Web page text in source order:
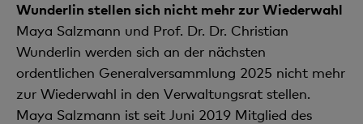
Wunderlin stellen sich nicht mehr zur Wiederwahl
Maya Salzmann und Prof. Dr. Dr. Christian
Wunderlin werden sich an der nächsten
ordentlichen Generalversammlung 2025 nicht mehr
zur Wiederwahl in den Verwaltungsrat stellen.
Maya Salzmann ist seit Juni 2019 Mitglied des